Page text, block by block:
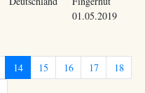
01.05.2019
14 15 16 17
18